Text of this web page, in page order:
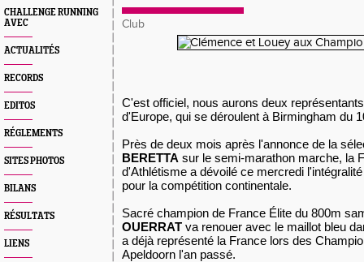
CHALLENGE RUNNING
AVEC
ACTUALITÉS
RECORDS
EDITOS
RÉGLEMENTS
SITES PHOTOS
BILANS
RÉSULTATS
LIENS
Club
C'est officiel, nous aurons deux
d'Europe, qui se déroulent à Birmingham du
Près de deux mois après l'annonce de la
BERETTA sur le semi-marathon marche, la
d'Athlétisme a dévoilé ce mercredi
pour la compétition continentale.
Sacré champion de France Élite du 800m
OUERRAT va renouer avec le maillot bleu
a déjà représenté la France lors des
Apeldoorn l'an passé.